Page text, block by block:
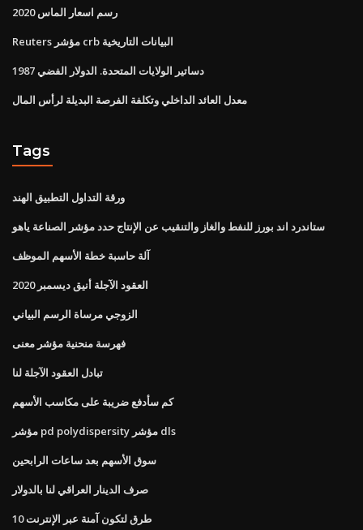
رسم اسعار الماس 2020
Reuters مؤشر crb البيانات التاريخية
دساتير الولايات المتحدة. الدولار الفضي 1987
معدل العائد الداخلي وتكلفة الفرصة البديلة لرأس المال
Tags
ورقة التداول التطبيق الهند
ستاندرد اند بورز للنفط والغاز والتنقيب عن الإنتاج حدد مؤشر الصناعة ياهو
آلة حاسبة خطة الأسهم الموظف
العقود الآجلة أنيق ديسمبر 2020
الزوجي مرساة الرسم البياني
فهرسة منحنية مؤشر معنى
تبادل العقود الآجلة لنا
كم سأدفع ضريبة على مكاسب الأسهم
مؤشر pd polydispersity مؤشر dls
سوق الأسهم بعد ساعات الرابحين
صرف الدينار العراقي لنا بالدولار
10 طرق لتكون آمنة عبر الإنترنت